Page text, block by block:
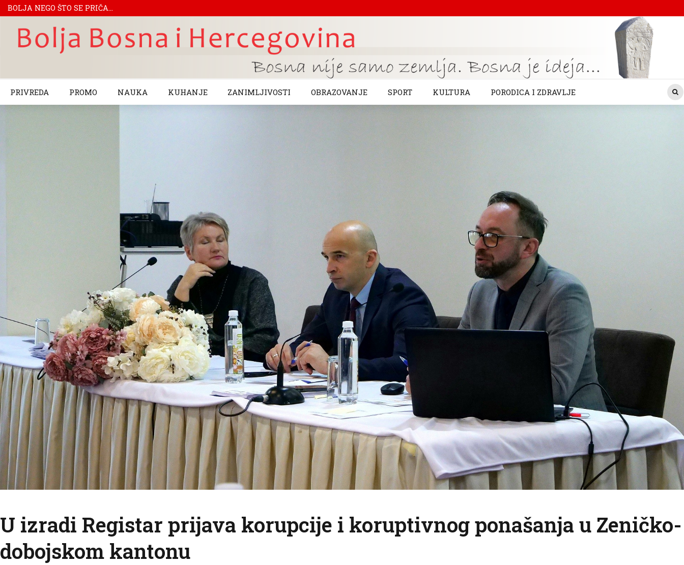
BOLJA NEGO ŠTO SE PRIČA...
PRIVREDA PROMO NAUKA KUHANJE ZANIMLJIVOSTI OBRAZOVANJE SPORT KULTURA PORODICA I ZDRAVLJE
U izradi Registar prijava korupcije i koruptivnog ponašanja u Zeničko-
dobojskom kantonu